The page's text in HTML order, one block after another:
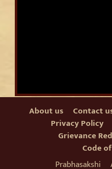
About us Contact
Privacy Policy
Grievance
Code
Prabhasakshi